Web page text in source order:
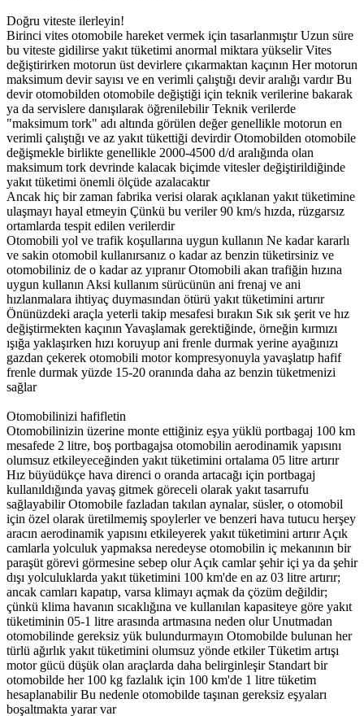
Doğru viteste ilerleyin!
Birinci vites otomobile hareket vermek için tasarlanmıştır Uzun süre
bu viteste gidilirse yakıt tüketimi anormal miktara yükselir Vites
değiştirirken motorun üst devirlere çıkarmaktan kaçının Her motorun
maksimum devir sayısı ve en verimli çalıştığı devir aralığı vardır Bu
devir otomobilden otomobile değiştiği için teknik verilerine bakarak
ya da servislere danışılarak öğrenilebilir Teknik verilerde
"maksimum tork" adı altında görülen değer genellikle motorun en
verimli çalıştığı ve az yakıt tükettiği devirdir Otomobilden otomobile
değişmekle birlikte genellikle 2000-4500 d/d aralığında olan
maksimum tork devrinde kalacak biçimde vitesler değiştirildiğinde
yakıt tüketimi önemli ölçüde azalacaktır
Ancak hiç bir zaman fabrika verisi olarak açıklanan yakıt tüketimine
ulaşmayı hayal etmeyin Çünkü bu veriler 90 km/s hızda, rüzgarsız
ortamlarda tespit edilen verilerdir
Otomobili yol ve trafik koşullarına uygun kullanın Ne kadar kararlı
ve sakin otomobil kullanırsanız o kadar az benzin tüketirsiniz ve
otomobiliniz de o kadar az yıpranır Otomobili akan trafiğin hızına
uygun kullanın Aksi kullanım sürücünün ani frenaj ve ani
hızlanmalara ihtiyaç duymasından ötürü yakıt tüketimini artırır
Önünüzdeki araçla yeterli takip mesafesi bırakın Sık sık şerit ve hız
değiştirmekten kaçının Yavaşlamak gerektiğinde, örneğin kırmızı
ışığa yaklaşırken hızı koruyup ani frenle durmak yerine ayağınızı
gazdan çekerek otomobili motor kompresyonuyla yavaşlatıp hafif
frenle durmak yüzde 15-20 oranında daha az benzin tüketmenizi
sağlar
Otomobilinizi hafifletin
Otomobilinizin üzerine monte ettiğiniz eşya yüklü portbagaj 100 km
mesafede 2 litre, boş portbagajsa otomobilin aerodinamik yapısını
olumsuz etkileyeceğinden yakıt tüketimini ortalama 05 litre artırır
Hız büyüdükçe hava direnci o oranda artacağı için portbagaj
kullanıldığında yavaş gitmek göreceli olarak yakıt tasarrufu
sağlayabilir Otomobile fazladan takılan aynalar, süsler, o otomobil
için özel olarak üretilmemiş spoylerler ve benzeri hava tutucu herşey
aracın aerodinamik yapısını etkileyerek yakıt tüketimini artırır Açık
camlarla yolculuk yapmaksa neredeyse otomobilin iç mekanının bir
paraşüt görevi görmesine sebep olur Açık camlar şehir içi ya da şehir
dışı yolculuklarda yakıt tüketimini 100 km'de en az 03 litre artırır;
ancak camları kapatıp, varsa klimayı açmak da çözüm değildir;
çünkü klima havanın sıcaklığına ve kullanılan kapasiteye göre yakıt
tüketiminin 05-1 litre arasında artmasına neden olur Unutmadan
otomobilinde gereksiz yük bulundurmayın Otomobilde bulunan her
türlü ağırlık yakıt tüketimini olumsuz yönde etkiler Tüketim artışı
motor gücü düşük olan araçlarda daha belirginleşir Standart bir
otomobilde her 100 kg fazlalık için 100 km'de 1 litre tüketim
hesaplanabilir Bu nedenle otomobilde taşınan gereksiz eşyaları
boşaltmakta yarar var